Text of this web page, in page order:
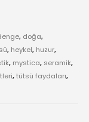
, doğa,
, heykel, huzur,
, mystica, seramik,
,tütsü faydaları,